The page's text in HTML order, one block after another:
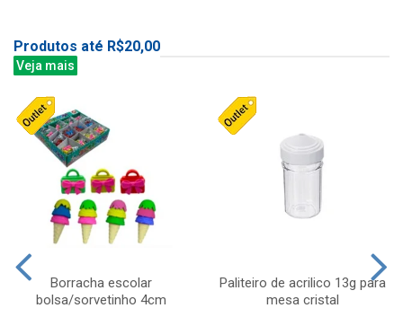
Produtos até R$20,00
Veja mais
Borracha escolar
bolsa/sorvetinho 4cm
Paliteiro de acrilico 13g para
mesa cristal